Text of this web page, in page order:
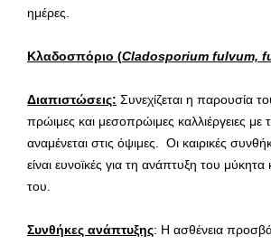
ημέρες.
Κλαδοσπόριο (Cladosporium fulvum,
Διαπιστώσεις: Συνεχίζεται η παρουσία
πρώιμες και μεσοπρώιμες καλλιέργειες με
αναμένεται στις όψιμες. Οι καιρικές
είναι ευνοϊκές για τη ανάπτυξη του
του.
Συνθήκες ανάπτυξης: Η ασθένεια